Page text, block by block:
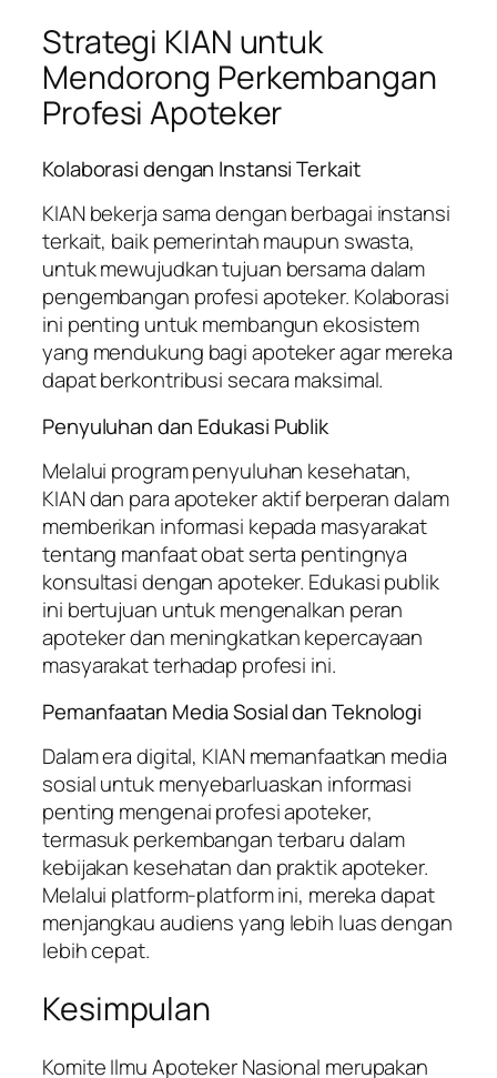
Strategi KIAN untuk
Mendorong Perkembangan
Profesi Apoteker
Kolaborasi dengan Instansi Terkait
KIAN bekerja sama dengan berbagai instansi
terkait, baik pemerintah maupun swasta,
untuk mewujudkan tujuan bersama dalam
pengembangan profesi apoteker. Kolaborasi
ini penting untuk membangun ekosistem
yang mendukung bagi apoteker agar mereka
dapat berkontribusi secara maksimal.
Penyuluhan dan Edukasi Publik
Melalui program penyuluhan kesehatan,
KIAN dan para apoteker aktif berperan dalam
memberikan informasi kepada masyarakat
tentang manfaat obat serta pentingnya
konsultasi dengan apoteker. Edukasi publik
ini bertujuan untuk mengenalkan peran
apoteker dan meningkatkan kepercayaan
masyarakat terhadap profesi ini.
Pemanfaatan Media Sosial dan Teknologi
Dalam era digital, KIAN memanfaatkan media
sosial untuk menyebarluaskan informasi
penting mengenai profesi apoteker,
termasuk perkembangan terbaru dalam
kebijakan kesehatan dan praktik apoteker.
Melalui platform-platform ini, mereka dapat
menjangkau audiens yang lebih luas dengan
lebih cepat.
Kesimpulan
Komite Ilmu Apoteker Nasional merupakan